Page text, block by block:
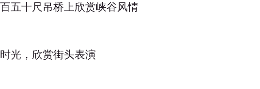
五十尺吊桥上欣赏峡谷风情
光，欣赏街头表演